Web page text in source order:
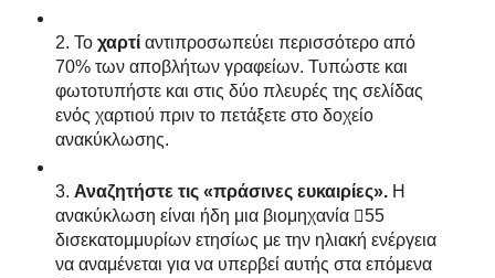
2. Το χαρτίαντιπροσωπεύει περισσότερο από
70% των αποβλήτων γραφείων. Τυπώστε και
φωτοτυπήστε και στις δύο πλευρές της σελίδας
ενός χαρτιού πριν το πετάξετε στο δοχείο
ανακύκλωσης.
3. Αναζητήστε τις «πράσινες ευκαιρίες».Η
ανακύκλωση είναι ήδη μια βιομηχανία 55
δισεκατομμυρίων ετησίως με την ηλιακή ενέργεια
να αναμένεται για να υπερβεί αυτής στα επόμενα